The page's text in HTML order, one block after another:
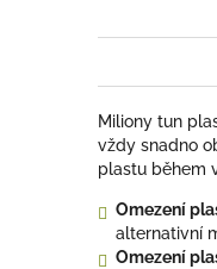
Miliony tun
vždy snadno
plastu během
Omezení
alternativní
Omezení